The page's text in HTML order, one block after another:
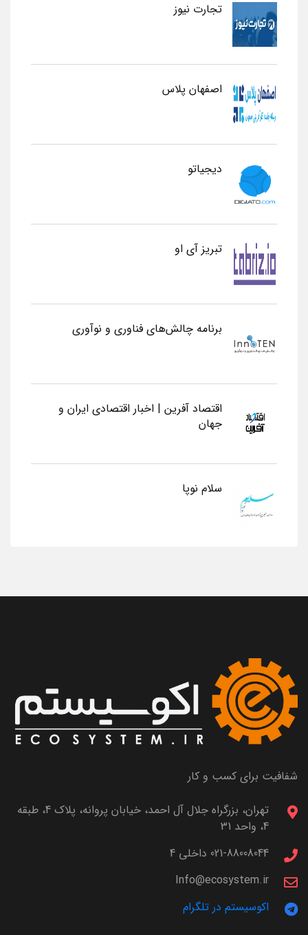
تجارت نیوز
اصفهان پلاس
دیجیاتو
تبریز آی او
برنامه چالش‌های فناوری و نوآوری
اقتصاد آفرین | اخبار اقتصادی ایران و
جهان
سلام نوپا
شفافیت برای کسب و کار
تهران، بزرگراه جلال آل احمد، خیابان پروانه، پلاک 4، طبقه
4، واحد 31
021-88008044 داخلی 4
Info@ecosystem.ir
اکوسیستم در تلگرام